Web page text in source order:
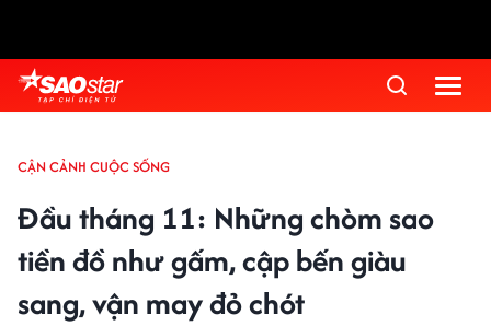
CẬN CẢNH CUỘC SỐNG
Đầu tháng 11: Những chòm sao
tiền đồ như gấm, cập bến giàu
sang, vận may đỏ chót